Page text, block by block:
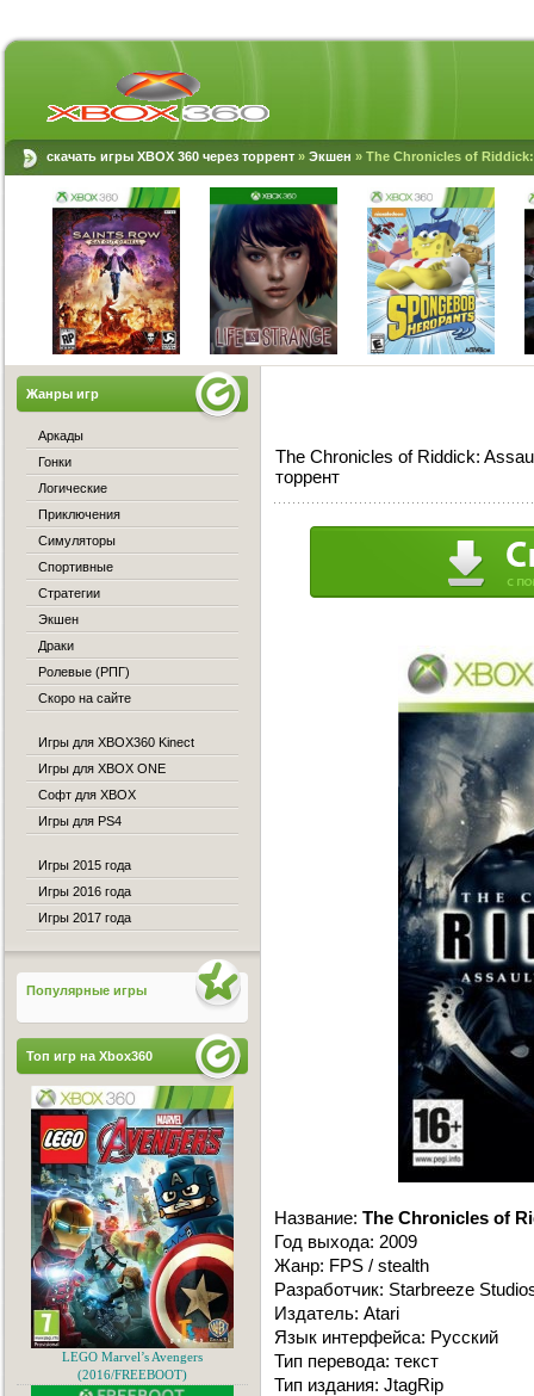
скачать игры XBOX 360 через торрент » Экшен » The Chronicles of
The Chronicles of Riddick:
торрент
Название: The Chronicles of
Год выхода: 2009
Жанр: FPS / stealth
Разработчик: Starbreeze
Издатель: Atari
Язык интерфейса: Русский
Тип перевода: текст
Тип издания: JtagRip
Жанры игр
Аркады
Гонки
Логические
Приключения
Симуляторы
Спортивные
Стратегии
Экшен
Драки
Ролевые (РПГ)
Скоро на сайте
Игры для XBOX360 Kinect
Игры для XBOX ONE
Софт для XBOX
Игры для PS4
Игры 2015 года
Игры 2016 года
Игры 2017 года
Популярные игры
Топ игр на Xbox360
LEGO Marvel’s Avengers
(2016/FREEBOOT)